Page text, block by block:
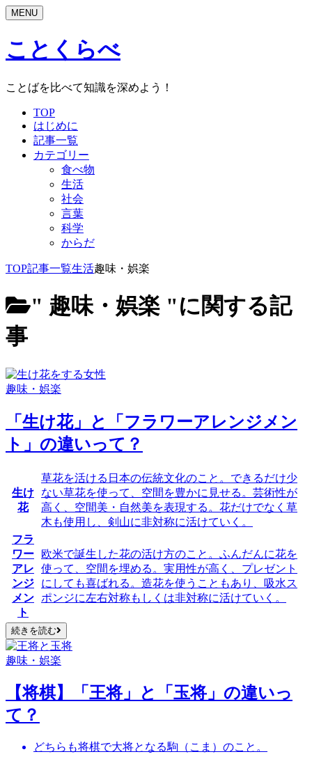
MENU
ことくらべ
ことばを比べて知識を深めよう！
TOP
はじめに
記事一覧
カテゴリー
食べ物
生活
社会
言葉
科学
からだ
TOP記事一覧生活趣味・娯楽
" 趣味・娯楽 "に関する記
事
趣味・娯楽
「生け花」と「フラワーアレンジメン
ト」の違いって？
生け
花
草花を活ける 日本の伝統文化のこと。できるだけ少
ない草花を使って、 空間を豊かに見せる。 芸術性が
高く
、空間美・自然美を表現する。 花だけでなく草
木も使用 し、 剣山に非対称に活けていく。
フラ
ワー
アレ
ンジ
メン
ト
欧米で誕生した花の活け方のこと。ふんだんに花を
使って、 空間を埋める 。 実用性が高く
、プレゼント
にしても喜ばれる。 造花を使うこともあり、 吸水ス
ポンジに左右対称もしくは非対称に活けていく。
続きを読む
趣味・娯楽
【将棋】「王将」と「玉将」の違いっ
て？
どちらも将棋で大将となる駒（こま）のこと。